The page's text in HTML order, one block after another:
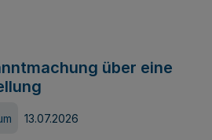
über eine
13.07.2026